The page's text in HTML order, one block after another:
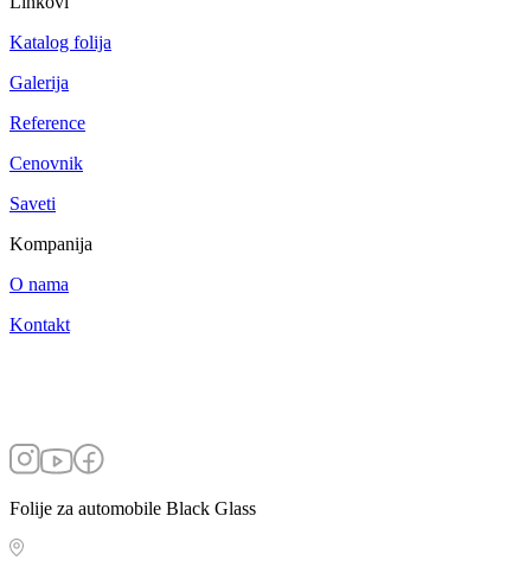
Katalog folija
Galerija
Reference
Cenovnik
Saveti
Kompanija
O nama
Kontakt
Folije za automobile Black Glass